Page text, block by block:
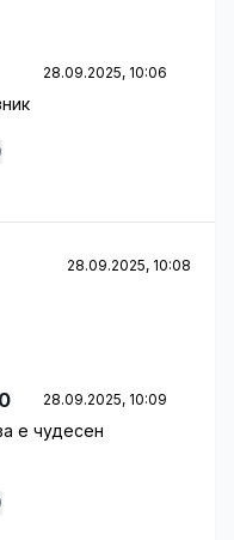
28.09.2025, 10:06
28.09.2025, 10:08
28.09.2025, 10:09
е чудесен